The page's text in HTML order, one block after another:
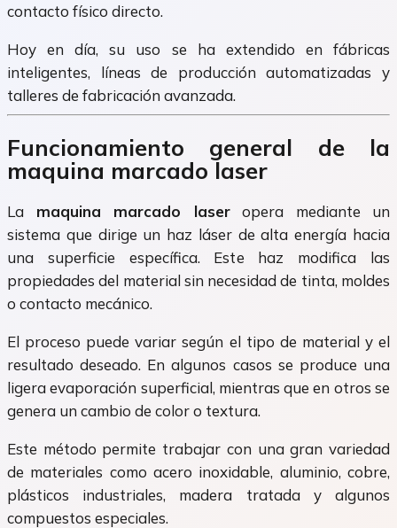
contacto físico directo.
Hoy en día, su uso se ha extendido en fábricas
inteligentes, líneas de producción automatizadas y
talleres de fabricación avanzada.
Funcionamiento general de la
maquina marcado laser
La maquina marcado laseropera mediante un
sistema que dirige un haz láser de alta energía hacia
una superficie específica. Este haz modifica las
propiedades del material sin necesidad de tinta, moldes
o contacto mecánico.
El proceso puede variar según el tipo de material y el
resultado deseado. En algunos casos se produce una
ligera evaporación superficial, mientras que en otros se
genera un cambio de color o textura.
Este método permite trabajar con una gran variedad
de materiales como acero inoxidable, aluminio, cobre,
plásticos industriales, madera tratada y algunos
compuestos especiales.